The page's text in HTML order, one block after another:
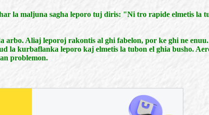
la maljuna sagha leporo tuj diris: "Ni tro rapide elmetis la
Aliaj leporoj rakontis al ghi fabelon, por ke ghi ne
la kurbaflanka leporo kaj elmetis la tubon el ghia busho.
problemon.